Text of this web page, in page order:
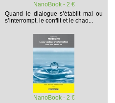
NanoBook - 2 €
Quand le dialogue s’établit mal ou
s’interrompt, le conflit et le chao...
NanoBook - 2 €